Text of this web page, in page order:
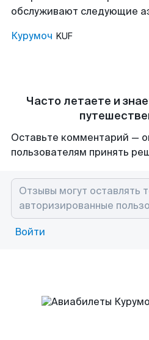
обслуживают следующие
Курумоч KUF
Часто летаете и
Оставьте комментарий —
пользователям принять
Войти